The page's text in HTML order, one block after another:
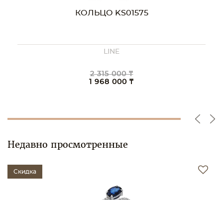
КОЛЬЦО KS01575
LINE
2 315 000 ₸
1 968 000 ₸
Недавно просмотренные
Скидка